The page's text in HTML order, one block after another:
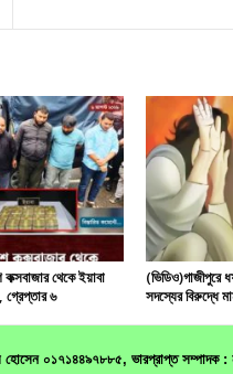
থেকে ইয়াবা
গ্রেপ্তার ৬
(ভিডিও)গাজীপুরে
সদস্যের বিরুদ্ধে
০১৭১৪৪৯৭৮৮৫, ভারপ্রাপ্ত সম্পাদক